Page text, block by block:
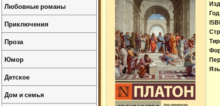
Любовные романы
Приключения
Проза
Юмор
Детское
Дом и семья